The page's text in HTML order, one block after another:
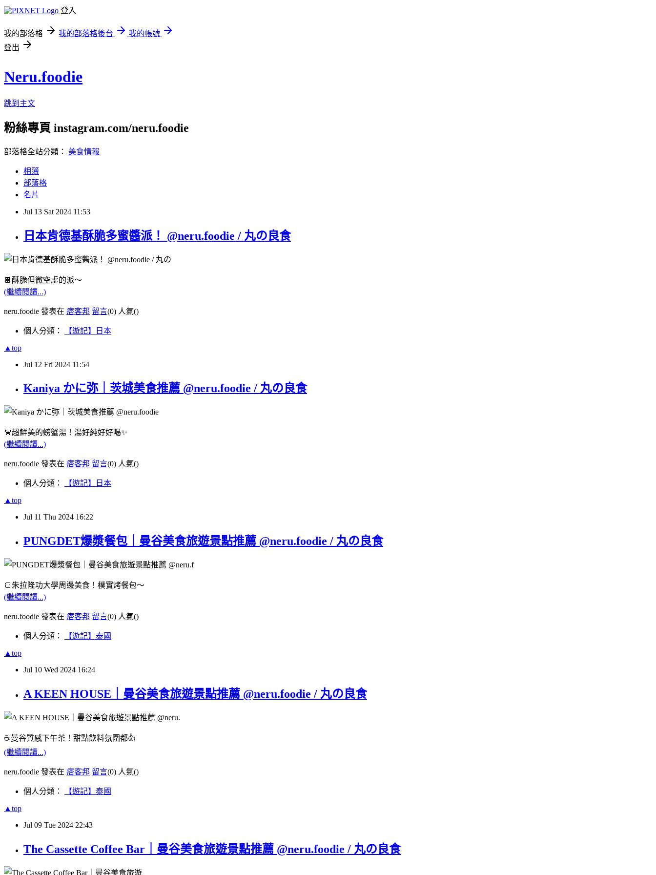
登入
我的部落格 我的部落格後台
我的帳號
登出
Neru.foodie
跳到主文
粉絲專頁 instagram.com/neru.foodie
部落格全站分類： 美食情報
相簿
部落格
名片
Jul 13 Sat 2024 11:53
日本肯德基酥脆多蜜醬派！ @neru.foodie / 丸の良食
🍫酥脆但微空虛的派～
(繼續閱讀...)
neru.foodie 發表在 痞客邦 留言(0) 人氣()
個人分類： 【遊記】日本
▲top
Jul 12 Fri 2024 11:54
Kaniya かに弥｜茨城美食推薦 @neru.foodie / 丸の良食
🦀超鮮美的螃蟹湯！湯好純好好喝✨
(繼續閱讀...)
neru.foodie 發表在 痞客邦 留言(0) 人氣()
個人分類： 【遊記】日本
▲top
Jul 11 Thu 2024 16:22
PUNGDET爆漿餐包｜曼谷美食旅遊景點推薦 @neru.foodie / 丸の良食
🍞朱拉隆功大學周邊美食！樸實烤餐包～
(繼續閱讀...)
neru.foodie 發表在 痞客邦 留言(0) 人氣()
個人分類： 【遊記】泰國
▲top
Jul 10 Wed 2024 16:24
A KEEN HOUSE｜曼谷美食旅遊景點推薦 @neru.foodie / 丸の良食
☕️曼谷質感下午茶！甜點飲料氛圍都👍
(繼續閱讀...)
neru.foodie 發表在 痞客邦 留言(0) 人氣()
個人分類： 【遊記】泰國
▲top
Jul 09 Tue 2024 22:43
The Cassette Coffee Bar｜曼谷美食旅遊景點推薦 @neru.foodie / 丸の良食